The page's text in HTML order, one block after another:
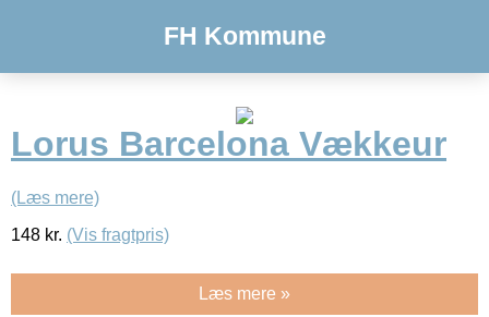
FH Kommune
Lorus Barcelona Vækkeur
(Læs mere)
148 kr. (Vis fragtpris)
Læs mere »